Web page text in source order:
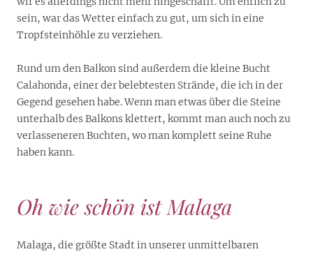
sein, war das Wetter einfach zu gut, um sich in eine
Tropfsteinhöhle zu verziehen.
Rund um den Balkon sind außerdem die kleine Bucht
Calahonda, einer der belebtesten Strände, die ich in der
Gegend gesehen habe. Wenn man etwas über die Steine
unterhalb des Balkons klettert, kommt man auch noch zu
verlasseneren Buchten, wo man komplett seine Ruhe
haben kann.
Oh wie schön ist Malaga
Malaga, die größte Stadt in unserer unmittelbaren